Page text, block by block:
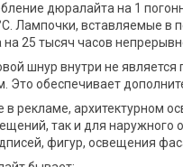
дюралайта на 1
Лампочки, вставляемые
25 тысяч часов
шнур внутри не
Это обеспечивает
рекламе, архитектурном
так и для
фигур, освещения